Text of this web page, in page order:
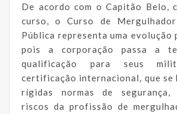
De acordo com o Capitão Belo,
curso, o Curso de Mergulhador
Pública representa uma evolução
pois a corporação passa a
qualificação para seus
certificação internacional, que se
rígidas normas de segurança,
riscos da profissão de